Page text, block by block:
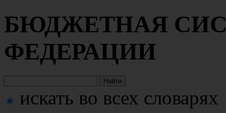
БЮДЖЕТНАЯ
ФЕДЕРАЦИИ
искать во всех словарях